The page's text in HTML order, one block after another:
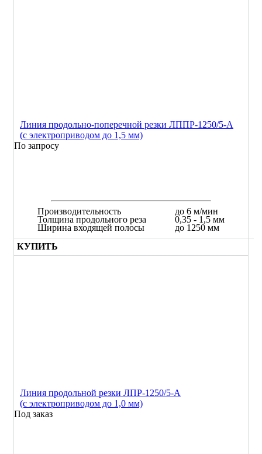
Линия продольно-поперечной резки ЛППР-1250/5-А
(с электроприводом до 1,5 мм)
По запросу
Производительность
Толщина продольного реза
Ширина входящей полосы
до 6 м/мин
0,35 - 1,5 мм
до 1250 мм
КУПИТЬ
Линия продольной резки ЛПР-1250/5-А
(с электроприводом до 1,0 мм)
Под заказ